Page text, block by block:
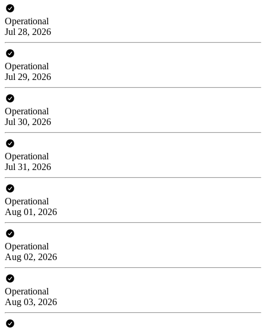
Operational
Jul 28, 2026
Operational
Jul 29, 2026
Operational
Jul 30, 2026
Operational
Jul 31, 2026
Operational
Aug 01, 2026
Operational
Aug 02, 2026
Operational
Aug 03, 2026